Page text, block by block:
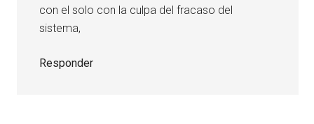
con el solo con la culpa del fracaso del
sistema,
Responder